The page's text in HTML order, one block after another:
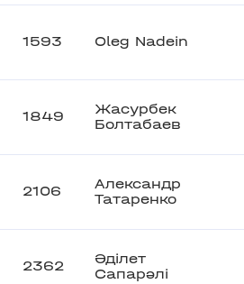
1593 Oleg Nadein
1849
Жасурбек
Болтабаев
2106
Александр
Татаренко
2362
Әділет
Сапарәлі